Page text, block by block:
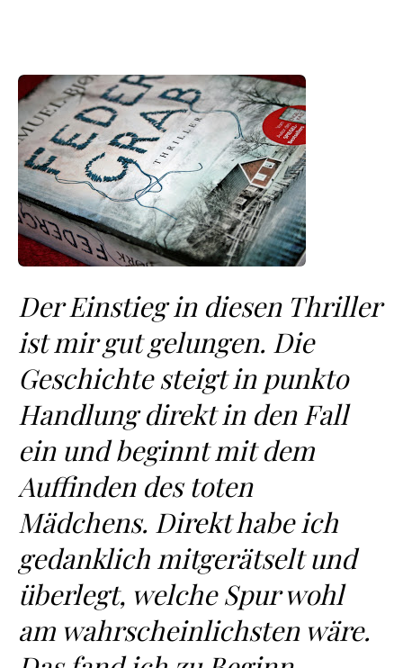
Der Einstieg in diesen Thriller
ist mir gut gelungen. Die
Geschichte steigt in punkto
Handlung direkt in den Fall
ein und beginnt mit dem
Auffinden des toten
Mädchens. Direkt habe ich
gedanklich mitgerätselt und
überlegt, welche Spur wohl
am wahrscheinlichsten wäre.